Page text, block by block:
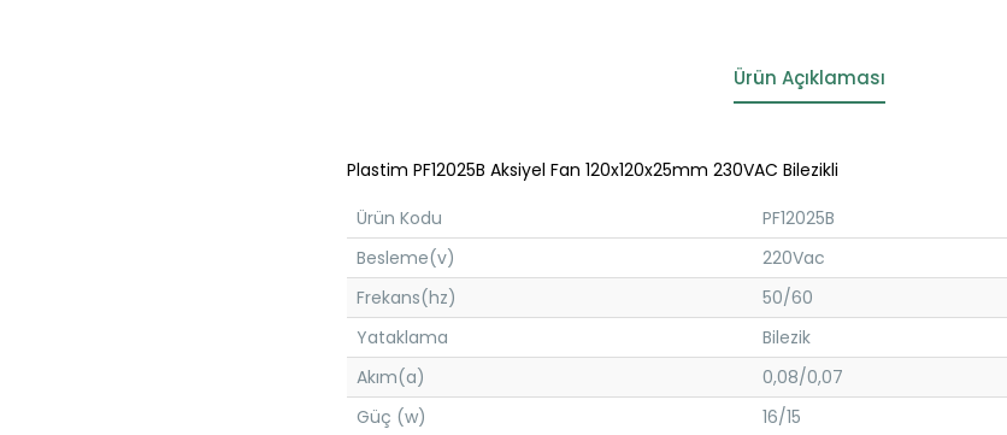
Ürün Açıklaması
Plastim PF12025B Aksiyel Fan 120x120x25mm 230VAC Bilezikli
Ürün Kodu
PF12025B
Besleme(v)
220Vac
Frekans(hz)
50/60
Yataklama
Bilezik
Akım(a)
0,08/0,07
Güç (w)
16/15